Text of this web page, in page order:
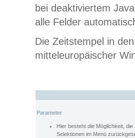
bei deaktiviertem
alle Felder
Die Zeitstempel in
mitteleuropäischer
Parameter
Hier besteht die Möglichkeit,
Selektionen im Menü